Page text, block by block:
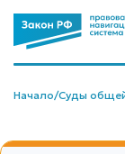
Начало/Суды